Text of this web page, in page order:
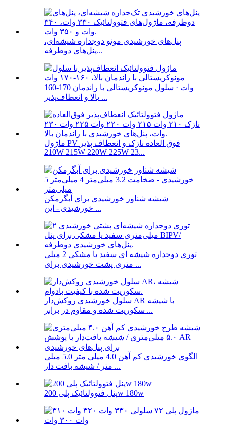
پنل‌های خورشیدی مونو دوجداره شیشه‌ای،
پنل‌های دوطرفه...
160-170 وات · سلول مونوکریستالی با راندمان
بالا و انعطاف‌پذیر ...
ماژول PV فوق العاده نازک و انعطاف پذیر
210W 215W 220W 225W 23...
شیشه شناور خورشیدی برای آبگرمکن
خورشیدی - این ...
توری دوجداره شیشه ای سفید یا مشکی 2 میلی
متری پشت خورشیدی برای ...
سلول خورشیدی روکش‌دار AR با شیشه
سکوریت شده و مقاوم در برابر ...
الگوی خورشیدی کم آهن 4.0 میلی متر 5.0 میلی
متر / شیشه بافت دار ...
پنل فتوولتائیک پلی 200w 180w